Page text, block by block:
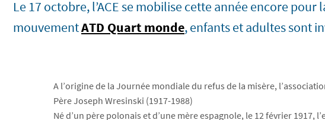
Le 17 octobre, l’ACE se mobilise cette année encore pour
mouvementATD Quart monde, enfants et adultes sont
A l’origine de la Journée mondiale du refus de la misère,
Père Joseph Wresinski (1917-1988)
Né d’un père polonais et d’une mère espagnole, le 12 février 1917,